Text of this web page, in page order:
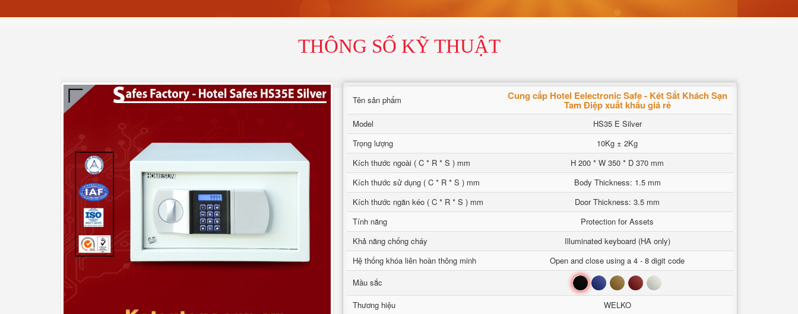
THÔNG SỐ KỸ THUẬT
Tên sản phẩm Cung cấp Hotel Eelectronic Safe - Két Sắt Khách Sạn
Tam Điệp xuất khẩu giá rẻ
Model
HS35 E Silver
Trọng lượng
10Kg ± 2Kg
Kích thước ngoài ( C * R * S ) mm
H 200 * W 350 * D 370 mm
Kích thước sử dụng ( C * R * S ) mm
Body Thickness: 1.5 mm
Kích thước ngăn kéo ( C * R * S ) mm
Door Thickness: 3.5 mm
Tính năng
Protection for Assets
Khả năng chống cháy
Illuminated keyboard (HA only)
Hệ thống khóa liên hoàn thông minh
Open and close using a 4 - 8 digit code
Mầu sắc
Đen Xanh Nâu Đỏ Trắng
Thương hiệu
WELKO